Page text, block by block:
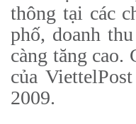
thông tại các
phố, doanh
càng tăng
của
2009.